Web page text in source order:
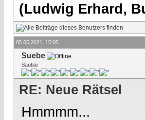
(Ludwig Erhard,
05.05.2021, 15:05
Suebe
Saubär
RE: Neue Rätsel
Hmmmm...